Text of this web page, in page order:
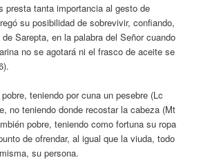
presta tanta importancia al gesto de
su posibilidad de sobrevivir, confiando,
Sarepta, en la palabra del Señor cuando
no se agotará ni el frasco de aceite se
teniendo por cuna un pesebre (Lc
no teniendo donde recostar la cabeza (Mt
pobre, teniendo como fortuna su ropa
de ofrendar, al igual que la viuda, todo
su persona.